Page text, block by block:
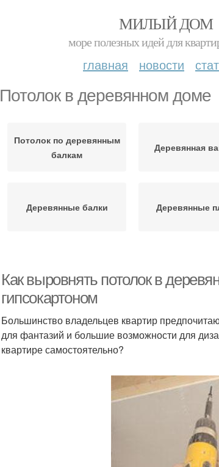
МИЛЫЙ ДОМ
море полезных идей для
главная новости
Потолок в деревянном доме
Потолок по деревянным
балкам
Деревянная
Деревянные балки Деревянные
Потолок в дом Красивый
Потолки в
доме
Потолки в
Как выровнять потолок в
гипсокартоном
Большинство владельцев квартир
для фантазий и большие возможности для
квартире самостоятельно?